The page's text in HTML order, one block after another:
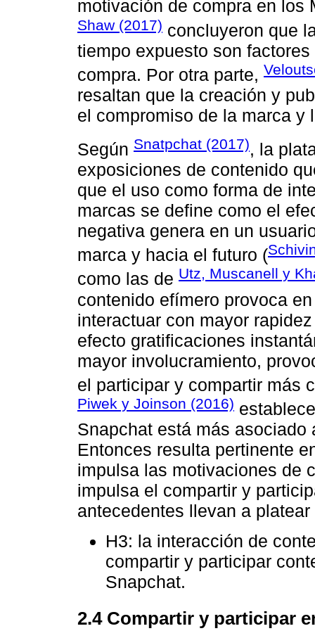
motivación de compra en
Shaw (2017) concluyeron que
tiempo expuesto son
compra. Por otra parte,
resaltan que la creación y
el compromiso de la marca y
Según Snatpchat (2017), la
exposiciones de contenido
que el uso como forma de
marcas se define como el
negativa genera en un
marca y hacia el futuro (
como las de Utz, Muscanell y
contenido efímero provoca
interactuar con mayor
efecto gratificaciones
mayor involucramiento,
el participar y compartir más
Piwek y Joinson (2016)
Snapchat está más
Entonces resulta pertinente
impulsa las motivaciones de
impulsa el compartir y
antecedentes llevan a
H3: la interacción de
compartir y participar
Snapchat.
2.4 Compartir y participar